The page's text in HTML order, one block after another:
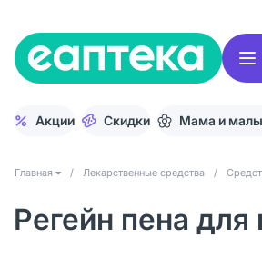
Акции Скидки Мама и
Главная / Лекарственные средства /
Регейн пена